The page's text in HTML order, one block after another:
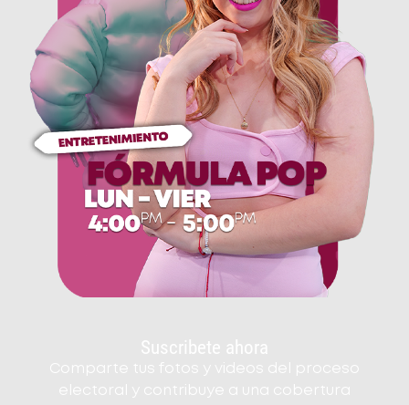
Suscribete ahora
Comparte tus fotos y videos del proceso
electoral y contribuye a una cobertura